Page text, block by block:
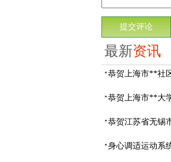
最新资讯